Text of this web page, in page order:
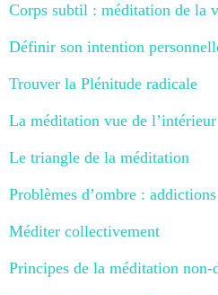
Corps subtil : méditation de la
Définir son intention
Trouver la Plénitude radicale
La méditation vue de l’intérieur
Le triangle de la méditation
Problèmes d’ombre :
Méditer collectivement
Principes de la méditation non-